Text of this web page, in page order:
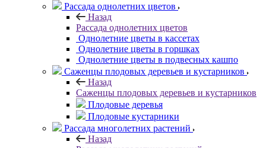
Рассада однолетних цветов
Назад
Рассада однолетних цветов
Однолетние цветы в кассетах
Однолетние цветы в горшках
Однолетние цветы в подвесных кашпо
Саженцы плодовых деревьев и кустарников
Назад
Саженцы плодовых деревьев и кустарников
Плодовые деревья
Плодовые кустарники
Рассада многолетних растений
Назад